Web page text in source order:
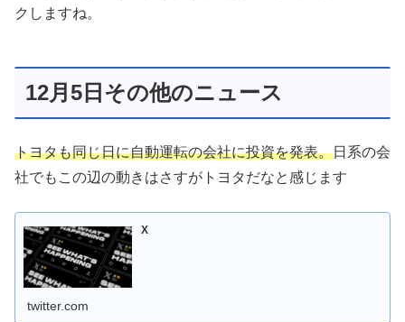
クしますね。
12月5日その他のニュース
トヨタも同じ日に自動運転の会社に投資を発表。日系の会
社でもこの辺の動きはさすがトヨタだなと感じます
X
twitter.com